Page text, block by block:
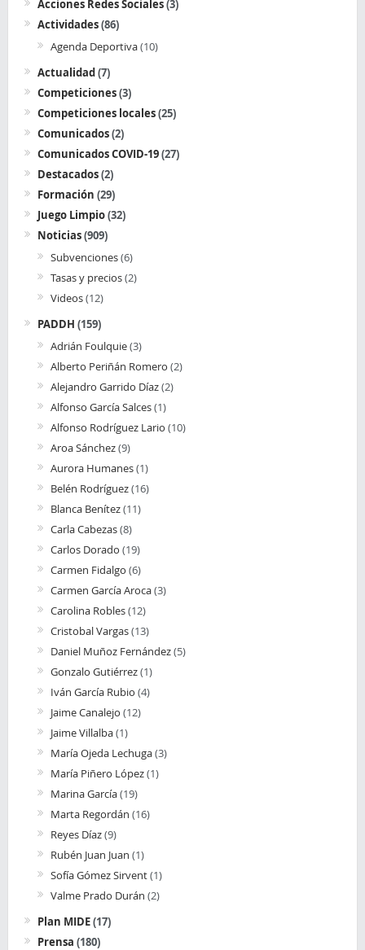
Acciones Redes Sociales(3)
Actividades(86)
Agenda Deportiva(10)
Actualidad(7)
Competiciones(3)
Competiciones locales(25)
Comunicados(2)
Comunicados COVID-19(27)
Destacados(2)
Formación (29)
Juego Limpio(32)
Noticias(909)
Subvenciones(6)
Tasas y precios(2)
Videos(12)
PADDH (159)
Adrián Foulquie(3)
Alberto Periñán Romero (2)
Alejandro Garrido Díaz(2)
Alfonso García Salces(1)
Alfonso Rodríguez Lario (10)
Aroa Sánchez(9)
Aurora Humanes(1)
Belén Rodríguez(16)
Blanca Benítez(11)
Carla Cabezas(8)
Carlos Dorado (19)
Carmen Fidalgo (6)
Carmen García Aroca(3)
Carolina Robles(12)
Cristobal Vargas(13)
Daniel Muñoz Fernández(5)
Gonzalo Gutiérrez(1)
Iván García Rubio (4)
Jaime Canalejo (12)
Jaime Villalba(1)
María Ojeda Lechuga(3)
María Piñero López(1)
Marina García(19)
Marta Regordán (16)
Reyes Díaz(9)
Rubén Juan Juan (1)
Sofía Gómez Sirvent(1)
Valme Prado Durán (2)
Plan MIDE(17)
Prensa (180)